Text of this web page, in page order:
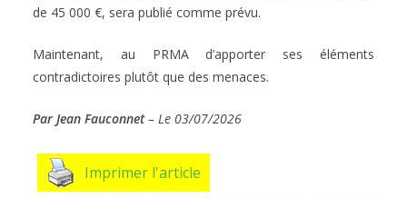
de 45 000 €, sera publié comme prévu.
Maintenant, au PRMA d’apporter ses éléments
contradictoires plutôt que des menaces.
Par Jean Fauconnet– Le 03/07/2026
Imprimer l'article